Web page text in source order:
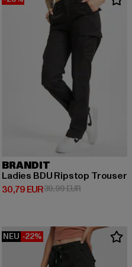
EUR
BRANDIT
Ladies BDU Ripstop Trouser
30,79 EUR
Derzeitiger Preis: 30,79 EUR
39,99 EURAktionspreis:
NEU -22%